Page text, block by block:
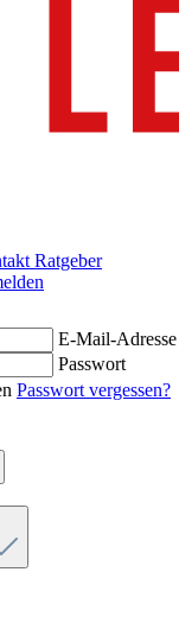
Ratgeber
E-Mail-Adresse
Passwort
Passwort vergessen?